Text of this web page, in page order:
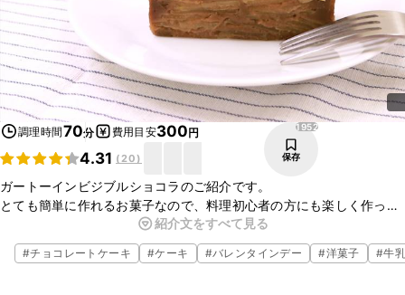
調理時間70分 費用目安300円
4.31 (20)
1952
保存
ガートーインビジブルショコラのご紹介です。
とても簡単に作れるお菓子なので、料理初心者の方にも楽しく作って
いただけると思います、ぜひチャレンジしてみて下さいね。
焼きたても美味しいですが、冷蔵庫でしっかり冷やすと、より一層美
味しく召し上がれます。
紹介文をすべて見る
#チョコレートケーキ #ケーキ #バレンタインデー #洋菓子 #牛